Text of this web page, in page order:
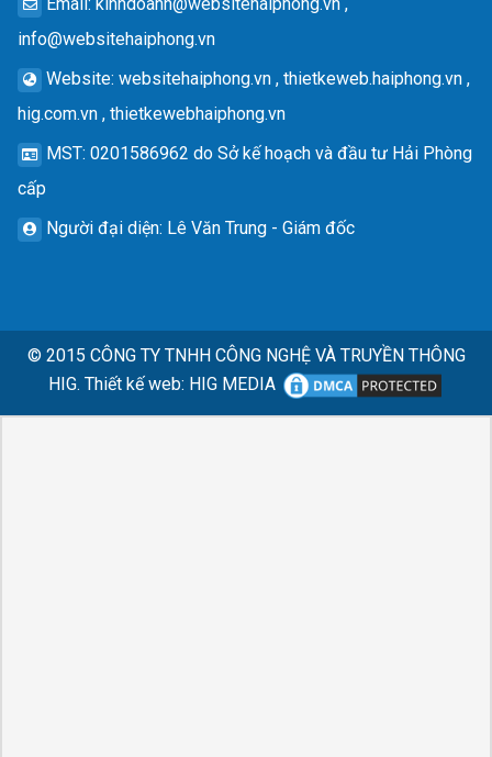
Email : kinhdoanh@websitehaiphong.vn ,
info@websitehaiphong.vn
Website: websitehaiphong.vn , thietkeweb.haiphong.vn ,
hig.com.vn , thietkewebhaiphong.vn
MST: 0201586962 do Sở kế hoạch và đầu tư Hải Phòng
cấp
Người đại diện: Lê Văn Trung - Giám đốc
© 2015 CÔNG TY TNHH CÔNG NGHỆ VÀ TRUYỀN THÔNG
HIG. Thiết kế web: HIG MEDIA